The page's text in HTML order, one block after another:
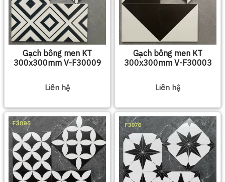
Gạch bông men KT
300x300mm V-F30009
Liên hệ
Gạch bông men KT
300x300mm V-F30003
Liên hệ